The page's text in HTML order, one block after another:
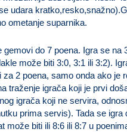
udara
ometanje suparnika.
gemovi do 7 poena. Igra se na
može biti 3:0, 3:1 ili 3:2).
za 2 poena, samo onda ako je
traženje igrača koji je prvi
igrača koji ne servira,
prima servis). Tada se igra
može biti ili 8:6 ili 8:7 u